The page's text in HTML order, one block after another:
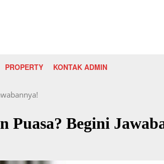
PROPERTY KONTAK ADMIN
Begini